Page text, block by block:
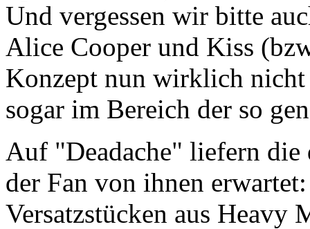
Und vergessen wir bitte
Alice Cooper und Kiss
Konzept nun wirklich
sogar im Bereich der so
Auf "Deadache" liefern die
der Fan von ihnen
Versatzstücken aus Heavy